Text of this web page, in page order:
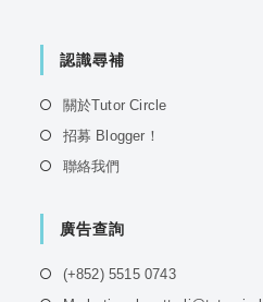
認識尋補
關於Tutor CircleOpens
招募 Blogger！
聯絡我們
new
廣告查詢
(+852) 5515 0743Opens